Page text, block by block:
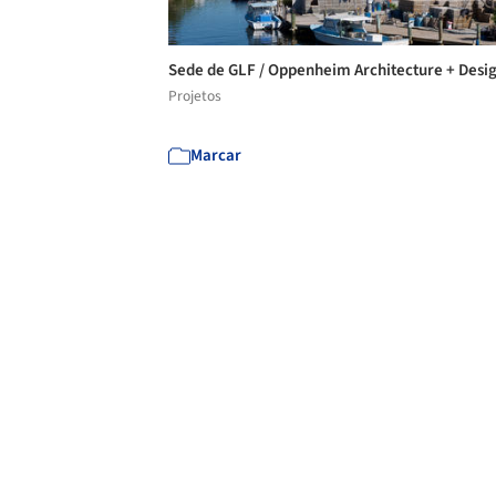
Sede de GLF / Oppenheim Architecture +
Projetos
Marcar